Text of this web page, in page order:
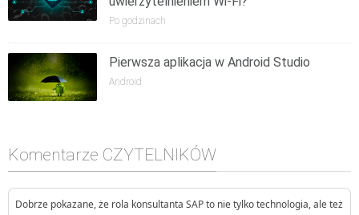
Po godzinach
Pierwsza aplikacja w Android Studio
Android
Komentarze CZYTELNIKÓW
Dobrze pokazane, że rola konsultanta SAP to nie tylko technologia, ale też